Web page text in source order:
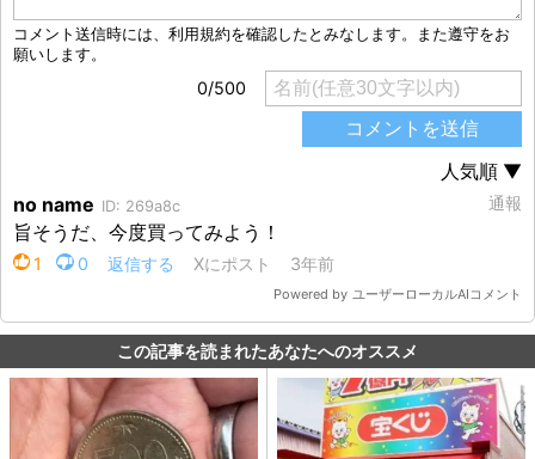
この記事を読まれたあなたへのオススメ